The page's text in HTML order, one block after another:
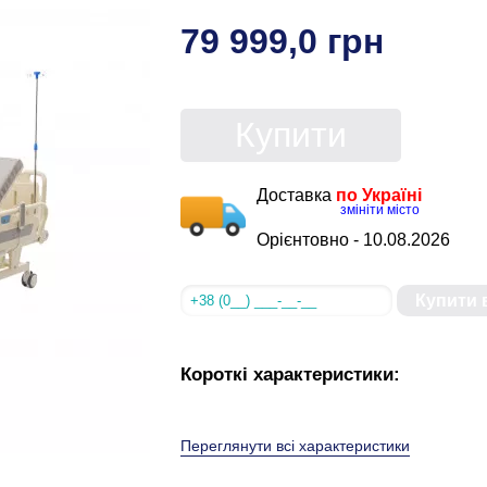
79 999,0 грн
Доставка по Україні
змініти місто
Орієнтовно - 10.08.2026
Короткі характеристики:
Переглянути всі характеристики